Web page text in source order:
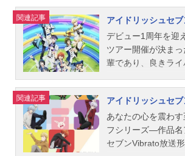
ERに勇気をもらえ
またIDOLiSH7と​​
愛を見て、先輩後
い姿により応援し
いなしです！②衝撃
にて、街をハイジ
パフォーマンスで衝
果たしたŹOOĻ。世
ファンも増えてきま
メンバーはファン
心を惹きつけてい
時に厳しいアイド
夢を抱きながら、
――！作品名アイド
（第1期）放送形態
ル2018年1月1日（
19日（月）
話キャスト和泉一
堂大和：白井悠介和
四葉環：KENN逢坂
在感を示したこと
も決まりさらに知
チャンスを手にす
場が広がるほど、
れる期待は大きく
valeが示したのはエ
としてのプロフェッ
誰かを笑顔にした
――。その想いを貫
在るべきなのか？
関連記事
アイドリッシュセ
デビュー1周年を迎
ツアー開催が決ま
輩であり、良きラ
活躍で注目を集め
ループの人気が高ま
界の“ノイズ”が彼ら
意、臆測、仕掛けら
夢や憧れだけでは
関連記事
アイドリッシュセ
あなたの心を震わ
フシリーズ―作品名
セブンVibrato放送